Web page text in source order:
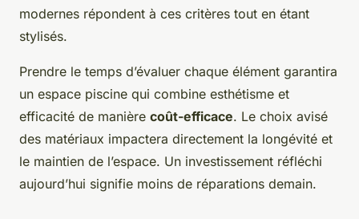
modernes répondent à ces critères tout en étant
stylisés.
Prendre le temps d’évaluer chaque élément garantira
un espace piscine qui combine esthétisme et
efficacité de manière coût-efficace. Le choix avisé
des matériaux impactera directement la longévité et
le maintien de l’espace. Un investissement réfléchi
aujourd’hui signifie moins de réparations demain.